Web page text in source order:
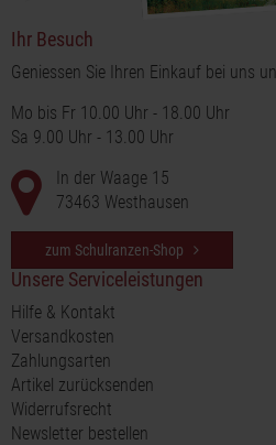
Ihr Besuch
Geniessen Sie Ihren Einkauf bei uns
Mo bis Fr 10.00 Uhr - 18.00 Uhr
Sa 9.00 Uhr - 13.00 Uhr
In der Waage 15
73463 Westhausen
zum Schulranzen-Shop
Unsere Serviceleistungen
Hilfe & Kontakt
Versandkosten
Zahlungsarten
Artikel zurücksenden
Widerrufsrecht
Newsletter bestellen